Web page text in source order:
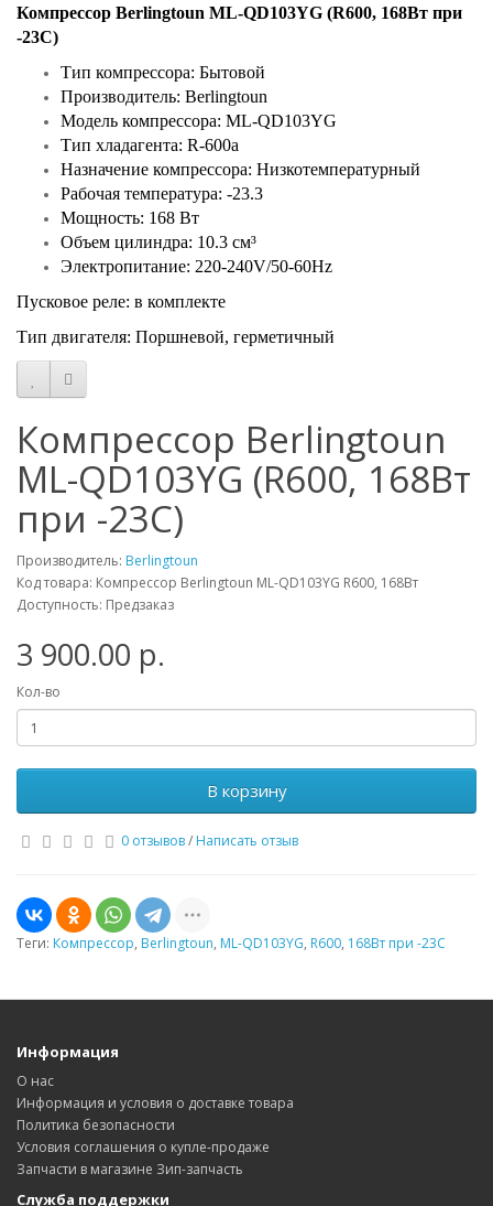
Компрессор Berlingtoun ML-QD103YG (R600, 168Вт при
-23С)
Тип компрессора: Бытовой
Производитель: Berlingtoun
Модель компрессора: ML-QD103YG
Тип хладагента: R-600a
Назначение компрессора: Низкотемпературный
Рабочая температура: -23.3
Мощность: 168 Вт
Объем цилиндра: 10.3 см³
Электропитание: 220-240V/50-60Hz
Пусковое реле: в комплекте
Тип двигателя: Поршневой, герметичный
Компрессор Berlingtoun
ML-QD103YG (R600, 168Вт
при -23С)
Производитель: Berlingtoun
Код товара: Компрессор Berlingtoun ML-QD103YG R600, 168Вт
Доступность: Предзаказ
3 900.00 р.
Кол-во
В корзину
0 отзывов/ Написать отзыв
Теги: Компрессор, Berlingtoun, ML-QD103YG, R600, 168Вт при -23С
Информация
О нас
Информация и условия о доставке товара
Политика безопасности
Условия соглашения о купле-продаже
Запчасти в магазине Зип-запчасть
Служба поддержки